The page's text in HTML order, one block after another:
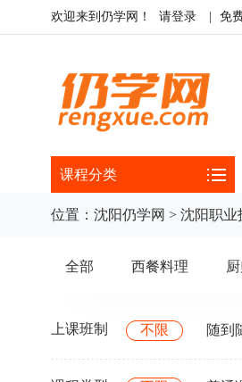
欢迎来到仍学网！ 请登录 免
课程分类
位置： 沈阳仍学网 > 沈阳职业
全部 西餐料理
上课班制 不限 随到